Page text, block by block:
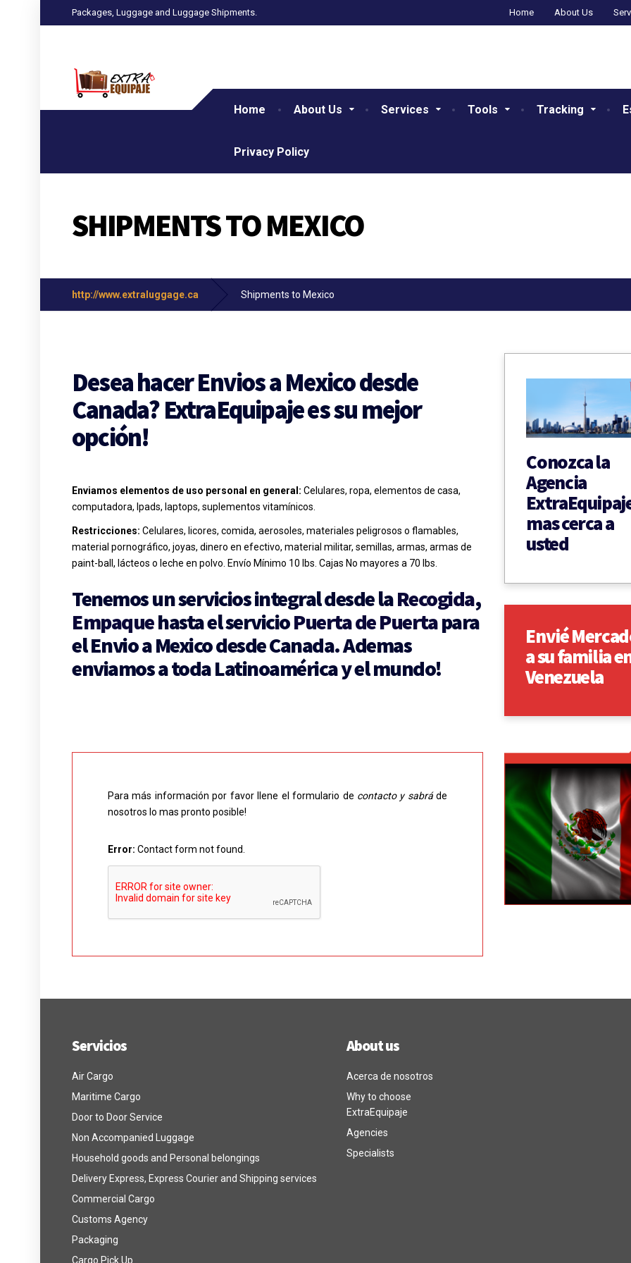
Packages, Luggage and Luggage Shipments. Home About Us
Home About Us Services Tools Tracking
Privacy Policy
SHIPMENTS TO MEXICO
http://www.extraluggage.ca Shipments to Mexico
Desea hacer Envios a Mexico desde
Canada? ExtraEquipaje es su mejor
opción!
Enviamos elementos de uso personal en general: Celulares, ropa, elementos de casa,
computadora, Ipads, laptops, suplementos vitamínicos.
Restricciones: Celulares, licores, comida, aerosoles, materiales peligrosos o flamables,
material pornográfico, joyas, dinero en efectivo, material militar, semillas, armas, armas de
paint-ball, lácteos o leche en polvo. Envío Mínimo 10 lbs. Cajas No mayores a 70 lbs.
Tenemos un servicios integral desde laRecogida,
Empaquehasta el servicioPuerta de Puertapara
el Envio a Mexico desde Canada. Ademas
enviamos a toda Latinoamérica y el mundo!
Para más información por favor llene el formulario de contacto y sabráde
nosotros lo mas pronto posible!
Error: Contact form not found.
Conozca la
Agencia
mas cerca a
usted
Envié
a su familia
Venezuela
Servicios
Air Cargo
Maritime Cargo
Door to Door Service
Non Accompanied Luggage
Household goods and Personal belongings
Delivery Express, Express Courier and Shipping services
Commercial Cargo
Customs Agency
Packaging
Cargo Pick Up
About us
Acerca de nosotros
Why to choose
ExtraEquipaje
Agencies
Specialists